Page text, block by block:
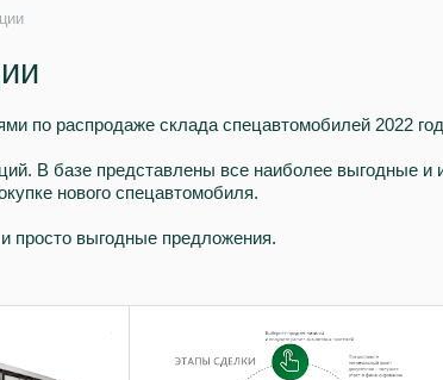
по распродаже склада спецавтомобилей 2022
В базе представлены все наиболее выгодные и
нового спецавтомобиля.
просто выгодные предложения.